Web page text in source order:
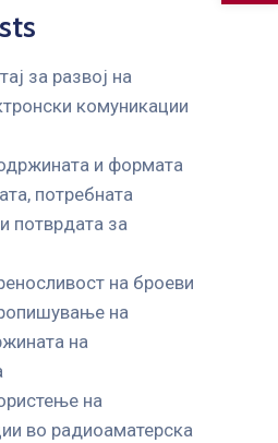
за развој на
комуникации
и формата
потребната
потврдата за
на броеви
на
на
на
во радиоаматерска